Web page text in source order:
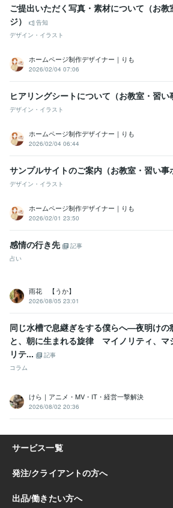
ご提出いただく写真・素材について（お
ジ）
告知
デザイン・イラスト
ホームページ制作デザイナー｜りも
2026/02/04 07:06
ヒアリングシートについて（お教室・習い
デザイン・イラスト
ホームページ制作デザイナー｜りも
2026/02/04 06:44
サンプルサイトのご案内（お教室・習い事
デザイン・イラスト
ホームページ制作デザイナー｜りも
2026/02/01 23:50
感情の行き先
記事
占い
雨花 【うか】
2026/08/05 23:01
同じ水槽で息継ぎをする僕らへ—夜明けの
と、朝に生まれる旋律 マイノリティ、マ
リテ...
記事
コラム
けら｜アニメ・MV・IT・経営一撃解決
2026/08/02 20:36